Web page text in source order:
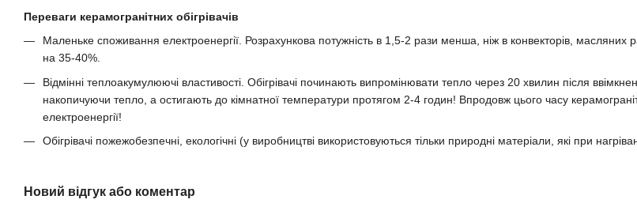
Переваги керамогранітних обігрівачів
Маленьке споживання електроенергії. Розрахункова потужність в 1,5-2 рази менша, ніж в конвекторів, масляних
на 35-40%.
Відмінні теплоакумулюючі властивості. Обігрівачі починають випромінювати тепло через 20 хвилин після
накопичуючи тепло, а остигають до кімнатної температури протягом 2-4 годин! Впродовж цього часу
електроенергії!
Обігрівачі пожежобезпечні, екологічні (у виробництві використовуються тільки природні матеріали, які при
Новий відгук або коментар